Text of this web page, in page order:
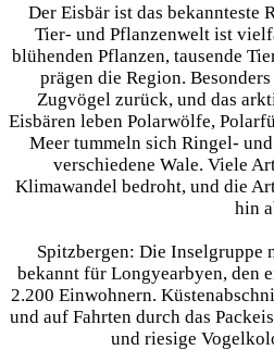
Der Eisbär ist das bekannteste
Tier- und Pflanzenwelt ist
blühenden Pflanzen, tausende
prägen die Region.
Zugvögel zurück, und das
Eisbären leben Polarwölfe,
Meer tummeln sich Ringel-
verschiedene Wale. Viele
Klimawandel bedroht, und die
hin
Spitzbergen: Die Inselgruppe
bekannt für Longyearbyen, den
2.200 Einwohnern.
und auf Fahrten durch das
und riesige